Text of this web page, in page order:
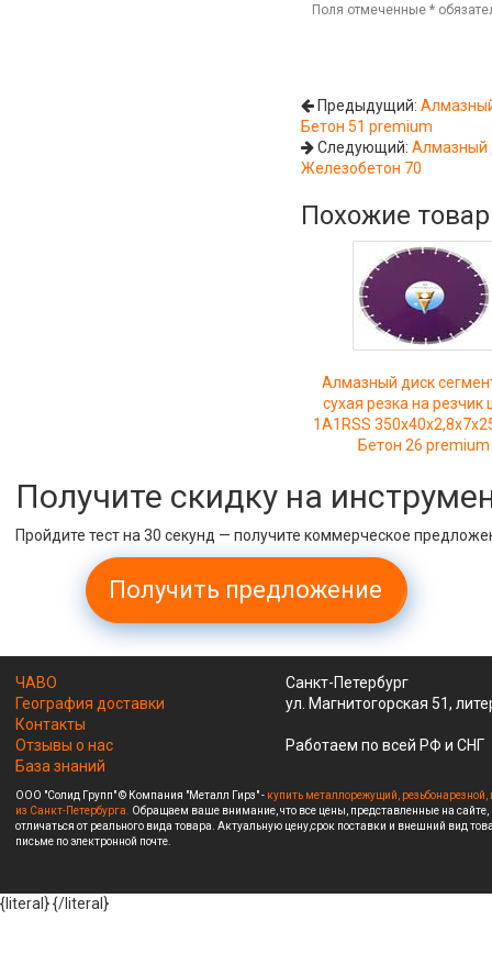
Поля отмеченные*
Предыдущий:
Бетон 51 premium
Следующий:Алмазный
Железобетон 70
Похожие
Алмазный диск
сухая резка на резчик
1A1RSS
Бетон 26 premium
Получите скидку на
Пройдите тест на 30 секунд — получите коммерческое
Получить предложение
ЧАВО
География доставки
Контакты
Отзывы о нас
База знаний
Санкт-Петербург
ул. Магнитогорская 51,
Работаем по всей РФ и СНГ
ООО "Солид Групп" © Компания "Металл Гирз" - купить металлорежущий,
из Санкт-Петербурга. Обращаем ваше внимание, что все цены, представленные на
отличаться от реального вида товара. Актуальную цену,срок поставки и внешний вид
письме по электронной почте.
{literal}{/literal}